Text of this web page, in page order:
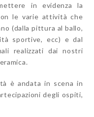
in evidenza la
le varie attività che
(dalla pittura al ballo,
sportive, ecc) e dal
realizzati dai nostri
è andata in scena in
degli ospiti,